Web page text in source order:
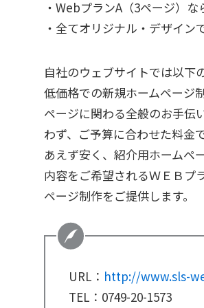
・WebプランA（3ページ）
・全てオリジナル・デザイン
自社のウェブサイトでは以下
低価格での新規ホームページ
ページに関わる全般のお手伝
わず、ご予算に合わせた料金
あえず安く、紹介用ホームペ
内容をご希望されるＷＥＢプ
ページ制作をご提供します。
URL： http://www.sls-
TEL：0749-20-1573